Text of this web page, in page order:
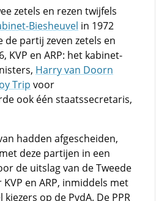
zetels en rezen twijfels
Biesheuvel in 1972
de partij zeven zetels en
KVP en ARP: het kabinet-
Harry van Doorn
Trip voor
ook één staatssecretaris,
hadden afgescheiden,
deze partijen in een
de uitslag van de Tweede
en ARP, inmiddels met
op de PvdA. De PPR